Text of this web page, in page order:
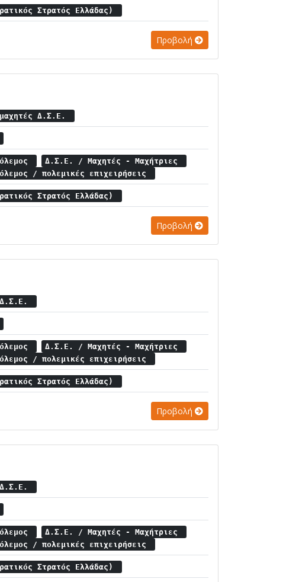
Στρατός Ελλάδας)
Προβολή
μαχητές Δ.Σ.Ε.
Δ.Σ.Ε. / Μαχητές - Μαχήτριες
/ πολεμικές επιχειρήσεις
Στρατός Ελλάδας)
Προβολή
Δ.Σ.Ε.
Δ.Σ.Ε. / Μαχητές - Μαχήτριες
/ πολεμικές επιχειρήσεις
Στρατός Ελλάδας)
Προβολή
Δ.Σ.Ε.
Δ.Σ.Ε. / Μαχητές - Μαχήτριες
/ πολεμικές επιχειρήσεις
Στρατός Ελλάδας)